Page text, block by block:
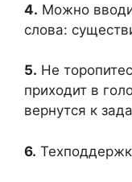
4. Можно
слова:
5. Не
приходит в
вернутся к
6.